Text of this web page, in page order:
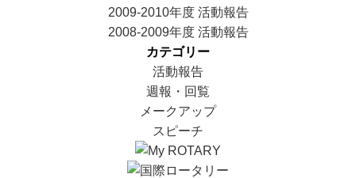
2009-2010年度 活動報告
2008-2009年度 活動報告
カテゴリー
活動報告
週報・回覧
メークアップ
スピーチ